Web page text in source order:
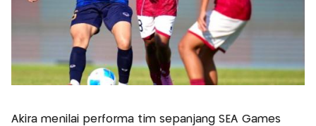
Akira menilai performa tim sepanjang SEA Games